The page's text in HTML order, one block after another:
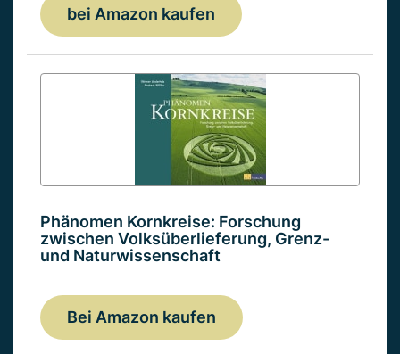
bei Amazon kaufen
Phänomen Kornkreise: Forschung
zwischen Volksüberlieferung, Grenz-
und Naturwissenschaft
Bei Amazon kaufen